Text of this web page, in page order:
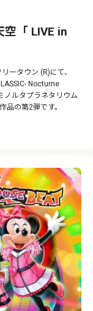
「 LIVE in
ータウン (R)にて、
Nocturne
ノルタプラネタリウム
品の第2弾です。